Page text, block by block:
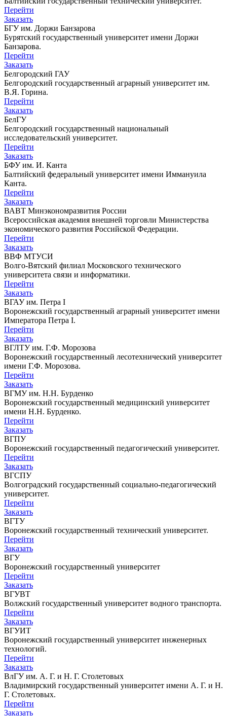
Перейти
Заказать
БГУ им. Доржи Банзарова
Бурятский государственный университет имени Доржи
Банзарова.
Перейти
Заказать
Белгородский ГАУ
Белгородский государственный аграрный университет им.
В.Я. Горина.
Перейти
Заказать
БелГУ
Белгородский государственный национальный
исследовательский университет.
Перейти
Заказать
БФУ им. И. Канта
Балтийский федеральный университет имени Иммануила
Канта.
Перейти
Заказать
ВАВТ Минэкономразвития России
Всероссийская академия внешней торговли Министерства
экономического развития Российской Федерации.
Перейти
Заказать
ВВФ МТУСИ
Волго-Вятский филиал Московского технического
университета связи и информатики.
Перейти
Заказать
ВГАУ им. Петра I
Воронежский государственный аграрный университет имени
Императора Петра I.
Перейти
Заказать
ВГЛТУ им. Г.Ф. Морозова
Воронежский государственный лесотехнический университет
имени Г.Ф. Морозова.
Перейти
Заказать
ВГМУ им. Н.Н. Бурденко
Воронежский государственный медицинский университет
имени Н.Н. Бурденко.
Перейти
Заказать
ВГПУ
Воронежский государственный педагогический университет.
Перейти
Заказать
ВГСПУ
Волгоградский государственный социально-педагогический
университет.
Перейти
Заказать
ВГТУ
Воронежский государственный технический университет.
Перейти
Заказать
ВГУ
Воронежский государственный университет
Перейти
Заказать
ВГУВТ
Волжский государственный университет водного транспорта.
Перейти
Заказать
ВГУИТ
Воронежский государственный университет инженерных
технологий.
Перейти
Заказать
ВлГУ им. А. Г. и Н. Г. Столетовых
Владимирский государственный университет имени А. Г. и Н.
Г. Столетовых.
Перейти
Заказать